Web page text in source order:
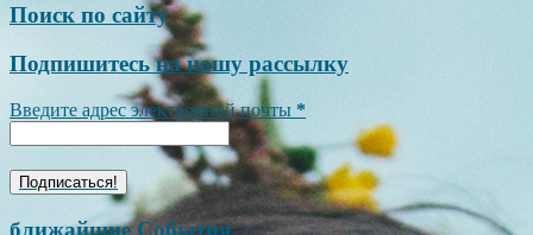
Поиск по сайту
Подпишитесь на нашу рассылку
Введите адрес электронной почты *
ближайшие События